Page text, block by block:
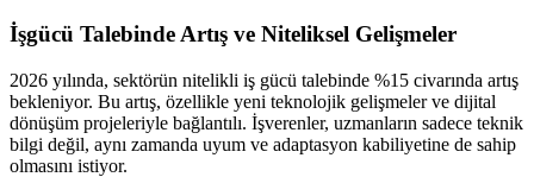
İşgücü Talebinde Artış ve Niteliksel Gelişmeler
2026 yılında, sektörün nitelikli iş gücü talebinde %15 civarında artış
bekleniyor. Bu artış, özellikle yeni teknolojik gelişmeler ve dijital
dönüşüm projeleriyle bağlantılı. İşverenler, uzmanların sadece teknik
bilgi değil, aynı zamanda uyum ve adaptasyon kabiliyetine de sahip
olmasını istiyor.